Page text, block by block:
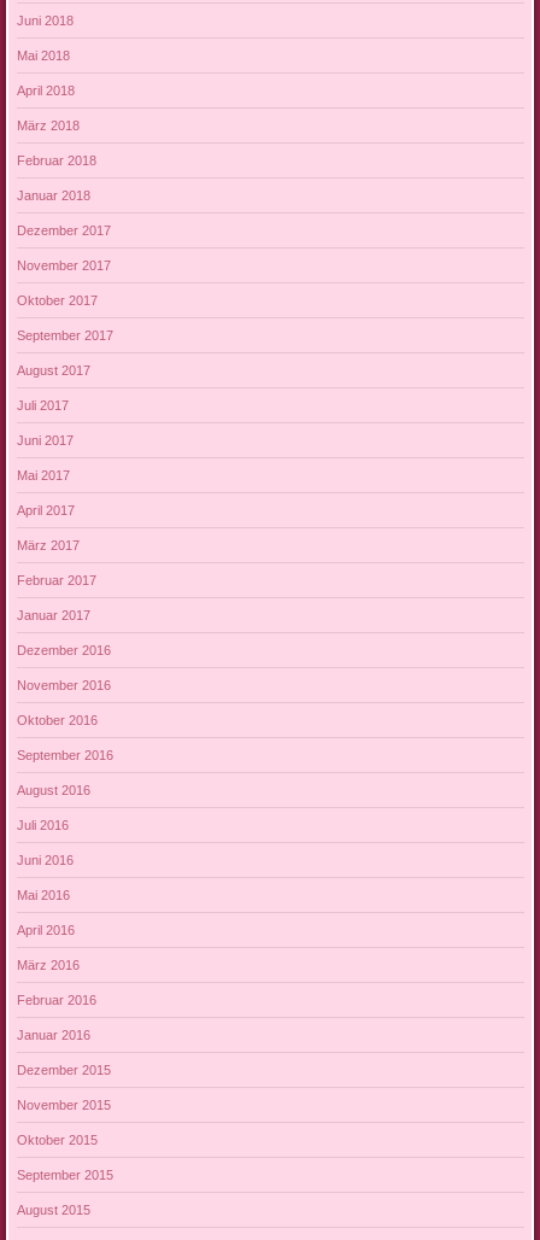
Juni 2018
Mai 2018
April 2018
März 2018
Februar 2018
Januar 2018
Dezember 2017
November 2017
Oktober 2017
September 2017
August 2017
Juli 2017
Juni 2017
Mai 2017
April 2017
März 2017
Februar 2017
Januar 2017
Dezember 2016
November 2016
Oktober 2016
September 2016
August 2016
Juli 2016
Juni 2016
Mai 2016
April 2016
März 2016
Februar 2016
Januar 2016
Dezember 2015
November 2015
Oktober 2015
September 2015
August 2015